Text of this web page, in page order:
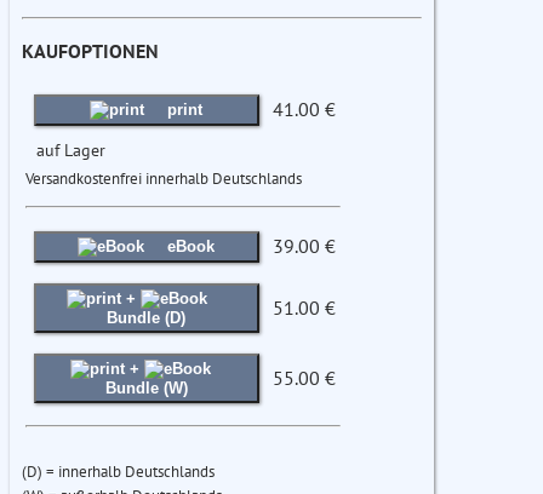
KAUFOPTIONEN
print 41.00 €
auf Lager
Versandkostenfrei innerhalb Deutschlands
eBook 39.00 €
+
Bundle (D)
51.00 €
+
Bundle (W)
55.00 €
(D) = innerhalb Deutschlands